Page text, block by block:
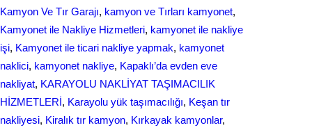
Kamyon Ve Tır Garajı, kamyon ve Tırları kamyonet
Kamyonet ile Nakliye Hizmetleri, kamyonet ile nakliye
işi, Kamyonet ile ticari nakliye yapmak, kamyonet
naklici, kamyonet nakliye, Kapaklı’da evden eve
nakliyat, KARAYOLU NAKLİYAT TAŞIMACILIK
HİZMETLERİ, Karayolu yük taşımacılığı, Keşan tır
nakliyesi, Kiralık tır kamyon, Kırkayak kamyonlar